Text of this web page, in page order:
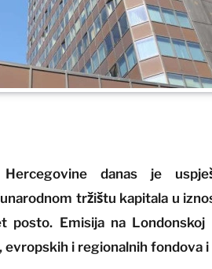
danas je
tržištu kapitala u
posto. Emisija na
i regionalnih fondova i